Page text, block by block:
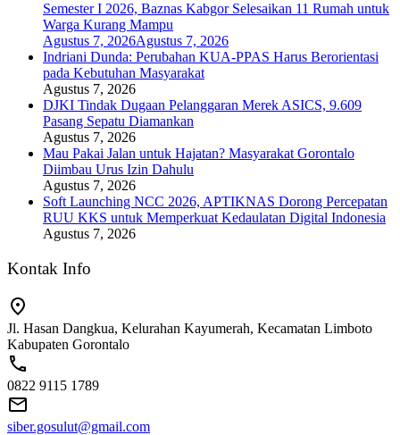
Semester I 2026, Baznas Kabgor Selesaikan 11 Rumah untuk
Warga Kurang Mampu
Agustus 7, 2026Agustus 7, 2026
Indriani Dunda: Perubahan KUA-PPAS Harus Berorientasi
pada Kebutuhan Masyarakat
Agustus 7, 2026
DJKI Tindak Dugaan Pelanggaran Merek ASICS, 9.609
Pasang Sepatu Diamankan
Agustus 7, 2026
Mau Pakai Jalan untuk Hajatan? Masyarakat Gorontalo
Diimbau Urus Izin Dahulu
Agustus 7, 2026
Soft Launching NCC 2026, APTIKNAS Dorong Percepatan
RUU KKS untuk Memperkuat Kedaulatan Digital Indonesia
Agustus 7, 2026
Kontak Info
Jl. Hasan Dangkua, Kelurahan Kayumerah, Kecamatan Limboto
Kabupaten Gorontalo
0822 9115 1789
siber.gosulut@gmail.com